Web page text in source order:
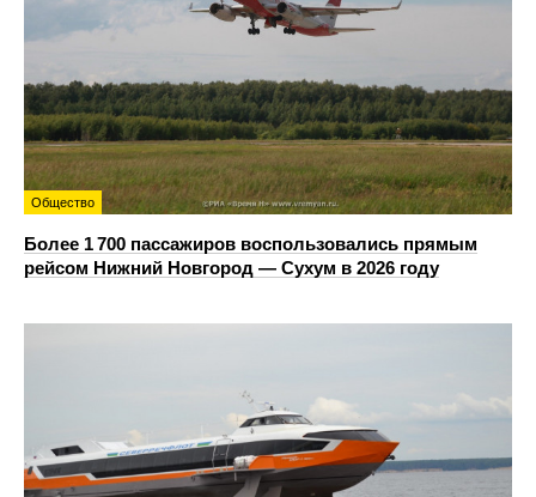
Общество
Более 1 700 пассажиров воспользовались прямым
рейсом Нижний Новгород — Сухум в 2026 году